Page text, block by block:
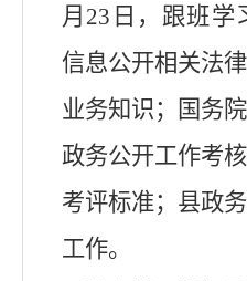
月 23 日，跟班学
信息公开相关法
业务知识；国务
政务公开工作考
考评标准；县政
工作。